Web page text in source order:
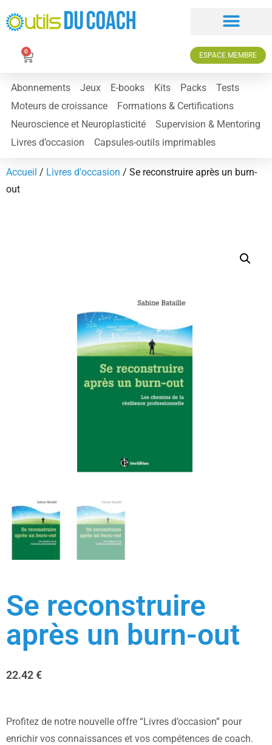
0 ESPACE MEMBRE
Abonnements Jeux E-books Kits Packs
Tests
Moteurs de croissance
Formations & Certifications
Neuroscience et Neuroplasticité
Supervision & Mentoring
Livres d’occasion
Capsules-outils imprimables
Accueil / Livres d'occasion / Se reconstruire après un burn-
out
Se reconstruire
après un burn-out
22.42€
Profitez de notre nouvelle offre “Livres d’occasion” pour
enrichir vos connaissances et vos compétences de coach.